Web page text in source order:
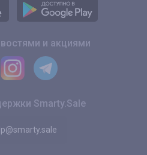
и акциями
Smarty.Sale